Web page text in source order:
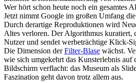
Wer hört schon heute noch ein gesamtes
Jetzt nimmt Google im großen Umfang
Durch derartige Reproduktionen wird
Altes verloren. Der Algorithmus kuratiert,
Nutzer und sendet werbeträchtige Klick-
Die Dimension derFilter-Blase wächst.
wie sich umgekehrt das Kunsterlebnis auf
Bildschirm verflacht: das Museum als
Faszination geht davon trotz allem aus.